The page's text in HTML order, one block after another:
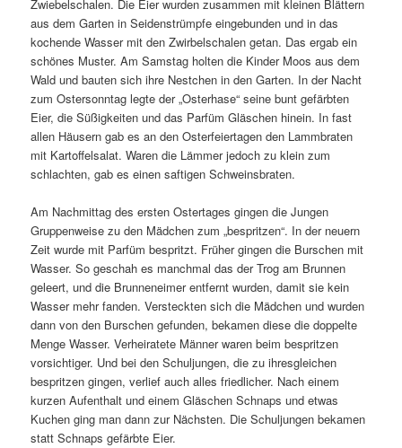
Zwiebelschalen. Die Eier wurden zusammen mit kleinen Blättern
aus dem Garten in Seidenstrümpfe eingebunden und in das
kochende Wasser mit den Zwirbelschalen getan. Das ergab ein
schönes Muster. Am Samstag holten die Kinder Moos aus dem
Wald und bauten sich ihre Nestchen in den Garten. In der Nacht
zum Ostersonntag legte der „Osterhase“ seine bunt gefärbten
Eier, die Süßigkeiten und das Parfüm Gläschen hinein. In fast
allen Häusern gab es an den Osterfeiertagen den Lammbraten
mit Kartoffelsalat. Waren die Lämmer jedoch zu klein zum
schlachten, gab es einen saftigen Schweinsbraten.
Am Nachmittag des ersten Ostertages gingen die Jungen
Gruppenweise zu den Mädchen zum „bespritzen“. In der neuern
Zeit wurde mit Parfüm bespritzt. Früher gingen die Burschen mit
Wasser. So geschah es manchmal das der Trog am Brunnen
geleert, und die Brunneneimer entfernt wurden, damit sie kein
Wasser mehr fanden. Versteckten sich die Mädchen und wurden
dann von den Burschen gefunden, bekamen diese die doppelte
Menge Wasser. Verheiratete Männer waren beim bespritzen
vorsichtiger. Und bei den Schuljungen, die zu ihresgleichen
bespritzen gingen, verlief auch alles friedlicher. Nach einem
kurzen Aufenthalt und einem Gläschen Schnaps und etwas
Kuchen ging man dann zur Nächsten. Die Schuljungen bekamen
statt Schnaps gefärbte Eier.